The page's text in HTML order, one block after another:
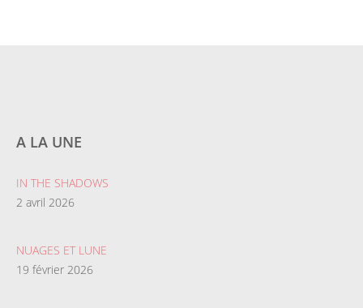
A LA UNE
IN THE SHADOWS
2 avril 2026
NUAGES ET LUNE
19 février 2026